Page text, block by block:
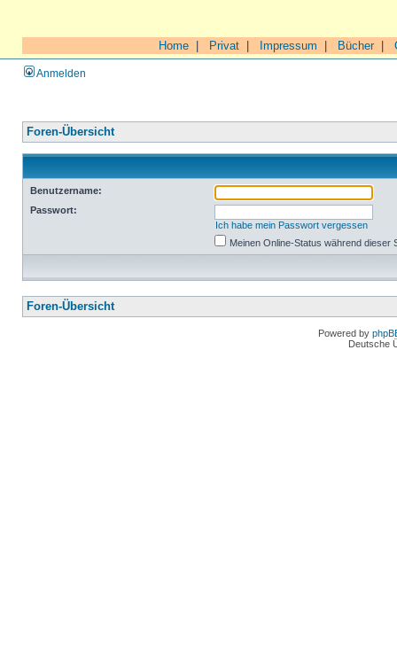
Home Privat Impressum Bücher|
Anmelden
Foren-Übersicht
Benutzername:
Passwort:
Ich habe mein Passwort vergessen
Meinen Online-Status während dieser
Foren-Übersicht
Powered by
Deutsche